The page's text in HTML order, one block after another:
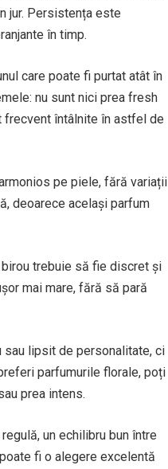
jur. Persistența este
în timp.
care poate fi purtat atât în
nu sunt nici prea fresh
frecvent întâlnite în astfel de
pe piele, fără variații
deoarece același parfum
trebuie să fie discret și
mai mare, fără să pară
sau lipsit de personalitate, ci
parfumurile florale, poți
prea intens.
un echilibru bun între
fi o alegere excelentă